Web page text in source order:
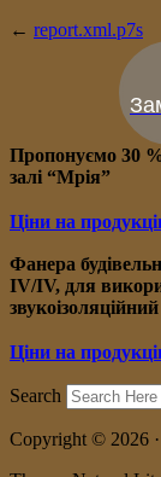
← report.xml.p7s
Пропонуємо 30
залі “Мрія”
Ціни на
Фанера
IV/IV, для
Ціни на
Search
Copyright © 2026